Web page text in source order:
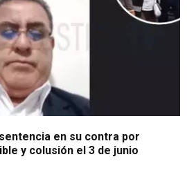
en su contra por
y colusión el 3 de junio